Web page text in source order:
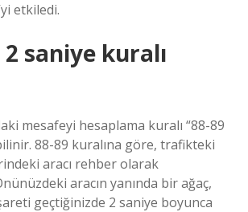
etkiledi.
saniye kuralı
mesafeyi hesaplama kuralı “88-89
88-89 kuralına göre, trafikteki
aracı rehber olarak
aracın yanında bir ağaç,
geçtiğinizde 2 saniye boyunca